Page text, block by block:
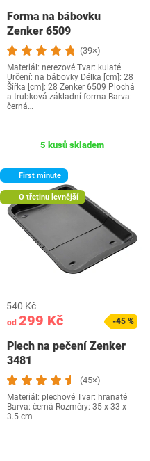
Forma na bábovku
Zenker 6509
(39×)
Materiál: nerezové Tvar: kulaté
Určení: na bábovky Délka [cm]: 28
Šířka [cm]: 28 Zenker 6509 Plochá
a trubková základní forma Barva:
černá…
5 kusů skladem
First minute
O třetinu levnější
od 299 Kč
540 Kč
-45 %
Plech na pečení Zenker
3481
(45×)
Materiál: plechové Tvar: hranaté
Barva: černá Rozměry: 35 x 33 x
3.5 cm